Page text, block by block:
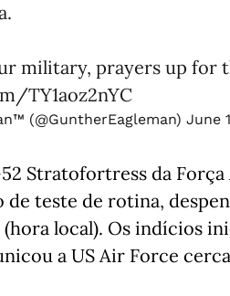
military, prayers up for
TY1aoz2nYC
(@GuntherEagleman) June
Stratofortress da
de teste de rotina,
(hora local). Os indícios
a US Air Force